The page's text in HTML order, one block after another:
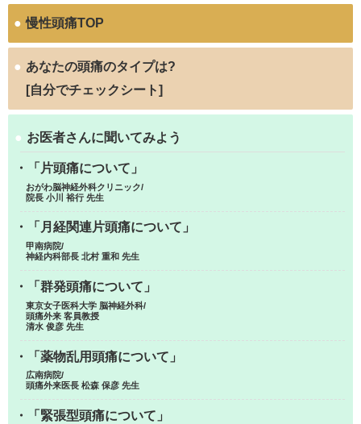
● 慢性頭痛TOP
● あなたの頭痛のタイプは?
[自分でチェックシート]
● お医者さんに聞いてみよう
・「片頭痛について」
おがわ脳神経外科クリニック/
院長 小川 裕行 先生
・「月経関連片頭痛について」
甲南病院/
神経内科部長 北村 重和 先生
・「群発頭痛について」
東京女子医科大学 脳神経外科/
頭痛外来 客員教授
清水 俊彦 先生
・「薬物乱用頭痛について」
広南病院/
頭痛外来医長 松森 保彦 先生
・「緊張型頭痛について」